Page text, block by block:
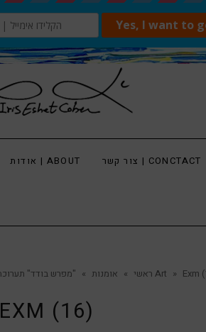
אודות | ABOUT צור קשר | CONCTACT
ראשי » אומנות » "מפרש בודד" תערוכה בהשראת "הזקן והים" | ארט בלוג Art » Exm
EXM (16)